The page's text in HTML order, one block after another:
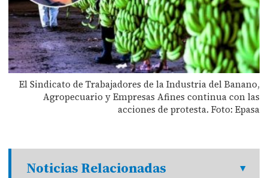
El Sindicato de Trabajadores de la Industria del Banano,
Agropecuario y Empresas Afines continua con las
acciones de protesta. Foto: Epasa
Noticias Relacionadas